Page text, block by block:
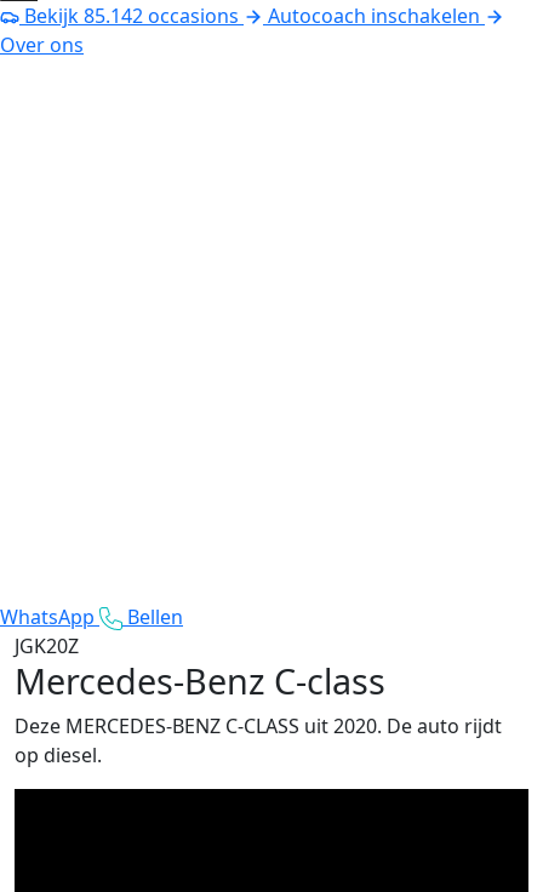
Bekijk85.142occasions
Autocoach inschakelen
Over ons
WhatsApp
Bellen
JGK20Z
Mercedes-Benz C-class
Deze MERCEDES-BENZ C-CLASS uit 2020. De auto rijdt
op diesel.